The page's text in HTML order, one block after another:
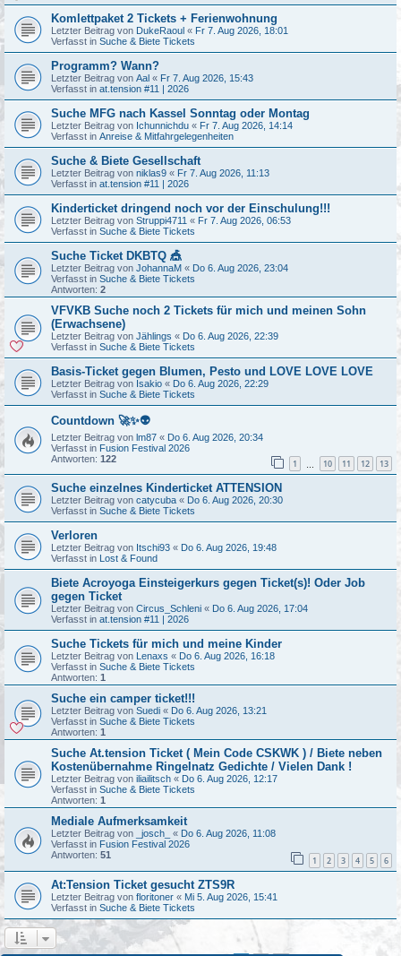
Komlettpaket 2 Tickets + Ferienwohnung
Letzter Beitrag von DukeRaoul « Fr 7. Aug 2026, 18:01
Verfasst in Suche & Biete Tickets
Programm? Wann?
Letzter Beitrag von Aal « Fr 7. Aug 2026, 15:43
Verfasst in at.tension #11 | 2026
Suche MFG nach Kassel Sonntag oder Montag
Letzter Beitrag von Ichunnichdu « Fr 7. Aug 2026, 14:14
Verfasst in Anreise & Mitfahrgelegenheiten
Suche & Biete Gesellschaft
Letzter Beitrag von niklas9 « Fr 7. Aug 2026, 11:13
Verfasst in at.tension #11 | 2026
Kinderticket dringend noch vor der Einschulung!!!
Letzter Beitrag von Struppi4711 « Fr 7. Aug 2026, 06:53
Verfasst in Suche & Biete Tickets
Suche Ticket DKBTQ 🎪
Letzter Beitrag von JohannaM « Do 6. Aug 2026, 23:04
Verfasst in Suche & Biete Tickets
Antworten: 2
VFVKB Suche noch 2 Tickets für mich und meinen Sohn
(Erwachsene)
Letzter Beitrag von Jählings « Do 6. Aug 2026, 22:39
Verfasst in Suche & Biete Tickets
Basis-Ticket gegen Blumen, Pesto und LOVE LOVE LOVE
Letzter Beitrag von Isakio « Do 6. Aug 2026, 22:29
Verfasst in Suche & Biete Tickets
Countdown 🚀✨👽
Letzter Beitrag von lm87 « Do 6. Aug 2026, 20:34
Verfasst in Fusion Festival 2026
Antworten: 122 1 10 11 12 13
Suche einzelnes Kinderticket ATTENSION
Letzter Beitrag von catycuba « Do 6. Aug 2026, 20:30
Verfasst in Suche & Biete Tickets
Verloren
Letzter Beitrag von Itschi93 « Do 6. Aug 2026, 19:48
Verfasst in Lost & Found
Biete Acroyoga Einsteigerkurs gegen Ticket(s)! Oder Job
gegen Ticket
Letzter Beitrag von Circus_Schleni « Do 6. Aug 2026, 17:04
Verfasst in at.tension #11 | 2026
Suche Tickets für mich und meine Kinder
Letzter Beitrag von Lenaxs « Do 6. Aug 2026, 16:18
Verfasst in Suche & Biete Tickets
Antworten: 1
Suche ein camper ticket!!!
Letzter Beitrag von Suedi « Do 6. Aug 2026, 13:21
Verfasst in Suche & Biete Tickets
Antworten: 1
Suche At.tension Ticket ( Mein Code CSKWK ) / Biete neben
Kostenübernahme Ringelnatz Gedichte / Vielen Dank !
Letzter Beitrag von iliailitsch « Do 6. Aug 2026, 12:17
Verfasst in Suche & Biete Tickets
Antworten: 1
Mediale Aufmerksamkeit
Letzter Beitrag von _josch_ « Do 6. Aug 2026, 11:08
Verfasst in Fusion Festival 2026
Antworten: 51 1 2 3 4 5 6
At:Tension Ticket gesucht ZTS9R
Letzter Beitrag von floritoner « Mi 5. Aug 2026, 15:41
Verfasst in Suche & Biete Tickets